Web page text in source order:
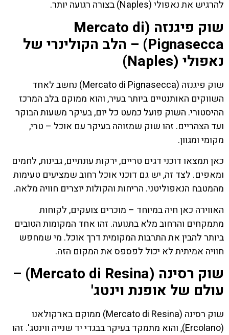
להרגיש את נאפולי (Naples) בצורה רגועה יותר.
שוק פיגנזה (Mercato di
Pignasecca) – הלב הקולינרי של
נאפולי (Naples)
שוק פיגנזה (Mercato di Pignasecca) נחשב לאחד
השווקים האותנטיים ביותר בעיר, והוא ממוקם בלב המרכז
ההיסטורי. השוק פועל כמעט כל יום, בעיקר משעות הבוקר
ועד הצהריים. זהו שוק שמזוהה בעיקר עם אוכל – טרי,
מקומי ומגוון.
כאן תמצאו דוכני דגים טריים, ירקות עונתיים, גבינות, לחמים
ומאפים. לצד זה, יש גם דוכני אוכל רחוב שמציעים טעימות
מהמטבח הנאפוליטני. הריחות והקולות יוצרים חוויה מלאה.
האווירה כאן חיה במיוחד – מוכרים צועקים, לקוחות
מתמקחים והרחוב מלא בתנועה. זהו אחד המקומות הטובים
ביותר להבין את התרבות המקומית דרך אוכל. מי שמחפש
חוויה אמיתית לא יכול לפספס את המקום הזה.
שוק רסינה (Mercato di Resina) –
עולם של אופנת וינטג'
שוק רסינה (Mercato di Resina) ממוקם בארקולאנו
(Ercolano), והוא מתמקד בעיקר בבגדי יד שנייה ווינטג'. זהו